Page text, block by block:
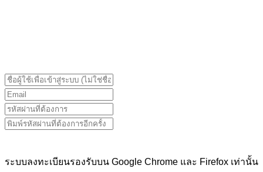
ระบบลงทะเบียนรองรับบน Google Chrome และ Firefox เท่านั้น